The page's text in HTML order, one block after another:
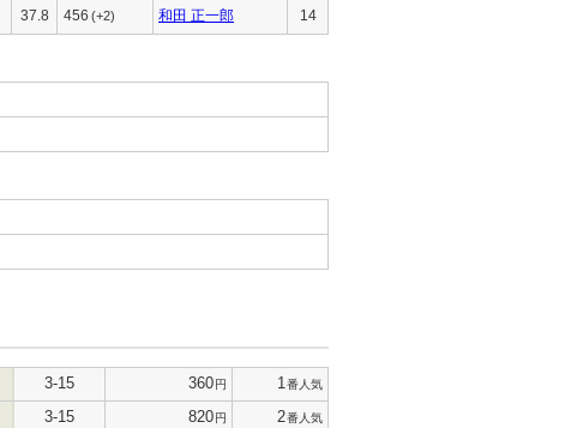
37.8 456 (+2) 和田 正一郎 14
3-15 360円 1 番人気
3-15 820円 2番人気